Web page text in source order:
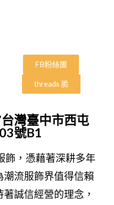
FB粉絲團
threads 脆
灣臺中市西屯
號B1
飾，憑藉著深耕多年
流服飾界值得信賴
誠信經營的理念，